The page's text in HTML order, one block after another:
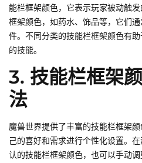
能栏框架颜色，它表示玩家被动触
框架颜色，如药水、饰品等，它们
件。不同分类的技能栏框架颜色有
的技能。
3. 技能栏框架
法
魔兽世界提供了丰富的技能栏框架
己的喜好和需求进行个性化设置。
认的技能栏框架颜色，也可以手动